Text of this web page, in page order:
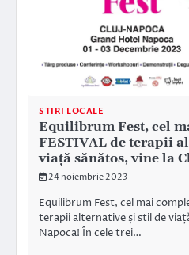
STIRI LOCALE
Equilibrum Fest, cel
FESTIVAL de terapii
viață sănătos, vine la
24 noiembrie 2023
Equilibrum Fest, cel mai
terapii alternative și stil de
Napoca! În cele trei…